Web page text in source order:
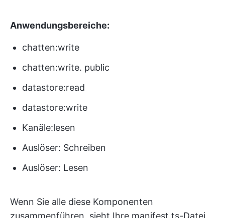
Anwendungsbereiche:
chatten:write
chatten:write. public
datastore:read
datastore:write
Kanäle:lesen
Auslöser: Schreiben
Auslöser: Lesen
Wenn Sie alle diese Komponenten
zusammenführen, sieht Ihre manifest.ts-Datei